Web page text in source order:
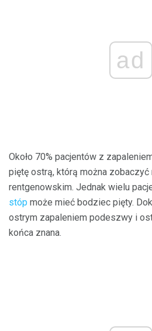
ad
Około 70% pacjentów z
piętę ostrą, którą można zobaczyć
rentgenowskim. Jednak wielu
stóp może mieć bodziec pięty.
ostrym zapaleniem podeszwy i
końca znana.